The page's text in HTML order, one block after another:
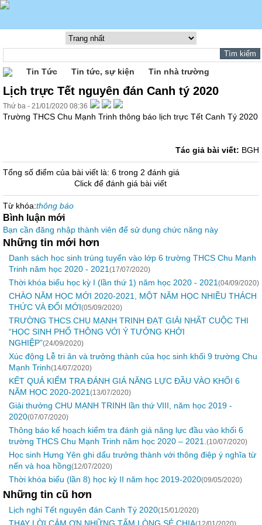
Tin Tức Tin tức, sự kiện Tin nhà trường
Lịch trực Tết nguyên đán Canh tý 2020
Thứ ba - 21/01/2020 08:36
Trường THCS Chu Mạnh Trinh thông báo lịch trực Tết Canh Tý 2020
Tác giả bài viết: BGH
Tổng số điểm của bài viết là: 6 trong 2 đánh giá
Click để đánh giá bài viết
Từ khóa:thông báo
Bình luận mới
Bạn cần đăng nhập thành viên để sử dụng chức năng này
Những tin mới hơn
Danh sách học sinh trúng tuyển vào lớp 6 trường THCS Chu Mạnh
Trinh năm học 2020 - 2021 (17/07/2020)
Thời khóa biểu học kỳ I (lần thứ 1) năm học 2020 - 2021 (04/09/2020)
CHÀO NĂM HỌC MỚI 2020-2021, MỘT NĂM HỌC NHIỀU THÁCH
THỨC VÀ ĐỔI MỚI(05/09/2020)
TRƯỜNG THCS CHU MẠNH TRINH ĐẠT GIẢI NHẤT CUỘC THI
“HỌC SINH PHỔ THÔNG VỚI Ý TƯỞNG KHỞI
NGHIỆP”(24/09/2020)
Xúc động Lễ tri ân và trưởng thành của học sinh khối 9 trường Chu
Mạnh Trinh(14/07/2020)
KẾT QUẢ KIỂM TRA ĐÁNH GIÁ NĂNG LỰC ĐẦU VÀO KHỐI 6
NĂM HỌC 2020-2021 (13/07/2020)
Giải thưởng CHU MẠNH TRINH lần thứ VIII, năm học 2019 -
2020(07/07/2020)
Thông báo kế hoạch kiểm tra đánh giá năng lực đầu vào khối 6
trường THCS Chu Mạnh Trinh năm học 2020 – 2021. (10/07/2020)
Học sinh Hưng Yên ghi dấu trưởng thành với thông điệp ý nghĩa từ
nến và hoa hồng(12/07/2020)
Thời khóa biểu (lần 8) học kỳ II năm học 2019-2020(09/05/2020)
Những tin cũ hơn
Lịch nghỉ Tết nguyên đán Canh Tý 2020(15/01/2020)